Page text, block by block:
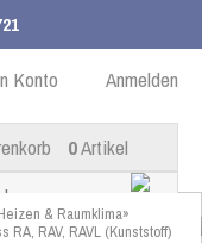
DE Anmelden
Konto
0Artikel
& Raumklima»
RAV, RAVL (Kunststoff)